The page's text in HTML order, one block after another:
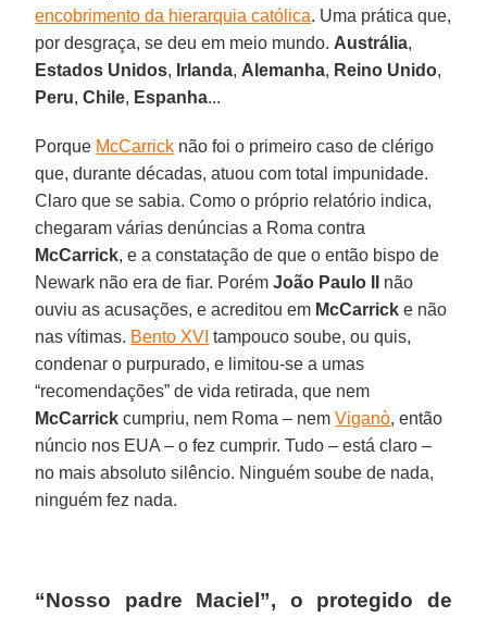
encobrimento da hierarquia católica. Uma prática que,
por desgraça, se deu em meio mundo. Austrália,
Estados Unidos, Irlanda, Alemanha, Reino Unido,
Peru,Chile, Espanha...
Porque McCarrick não foi o primeiro caso de clérigo
que, durante décadas, atuou com total impunidade.
Claro que se sabia. Como o próprio relatório indica,
chegaram várias denúncias a Roma contra
McCarrick, e a constatação de que o então bispo de
Newark não era de fiar. PorémJoão Paulo II
não
ouviu as acusações, e acreditou em McCarrick e não
nas vítimas. Bento XVI tampouco soube, ou quis,
condenar o purpurado, e limitou-se a umas
“recomendações” de vida retirada, que nem
McCarrick cumpriu, nem Roma – nemViganò, então
núncio nos EUA – o fez cumprir. Tudo – está claro –
no mais absoluto silêncio. Ninguém soube de nada,
ninguém fez nada.
“Nosso padre Maciel”, o protegido de